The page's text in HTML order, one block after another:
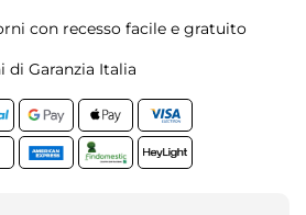
con recesso facile e gratuito
di Garanzia Italia